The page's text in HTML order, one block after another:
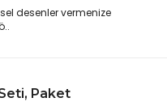
desenler vermenize
Paket